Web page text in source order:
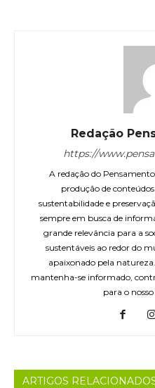
Redação
https://
A redação do
produção de
sustentabilidade e
sempre em busca de
grande relevância para a
sustentáveis ao redor do
apaixonado pela
mantenha-se informado,
para o
ARTIGOS